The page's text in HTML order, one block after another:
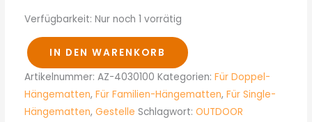
Verfügbarkeit: Nur noch 1 vorrätig
IN DEN WARENKORB
Artikelnummer: AZ-4030100 Kategorien: Für Doppel-
Hängematten, Für Familien-Hängematten, Für Single-
Hängematten, Gestelle Schlagwort: OUTDOOR